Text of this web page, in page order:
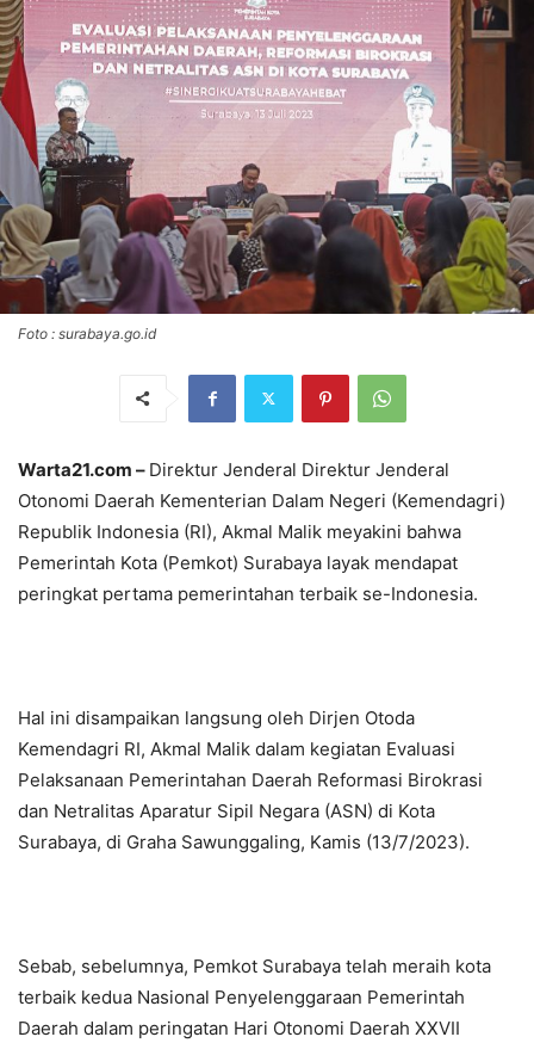
Foto : surabaya.go.id
Warta21.com – Direktur Jenderal Direktur Jenderal
Otonomi Daerah Kementerian Dalam Negeri (Kemendagri)
Republik Indonesia (RI), Akmal Malik meyakini bahwa
Pemerintah Kota (Pemkot) Surabaya layak mendapat
peringkat pertama pemerintahan terbaik se-Indonesia.
Hal ini disampaikan langsung oleh Dirjen Otoda
Kemendagri RI, Akmal Malik dalam kegiatan Evaluasi
Pelaksanaan Pemerintahan Daerah Reformasi Birokrasi
dan Netralitas Aparatur Sipil Negara (ASN) di Kota
Surabaya, di Graha Sawunggaling, Kamis (13/7/2023).
Sebab, sebelumnya, Pemkot Surabaya telah meraih kota
terbaik kedua Nasional Penyelenggaraan Pemerintah
Daerah dalam peringatan Hari Otonomi Daerah XXVII